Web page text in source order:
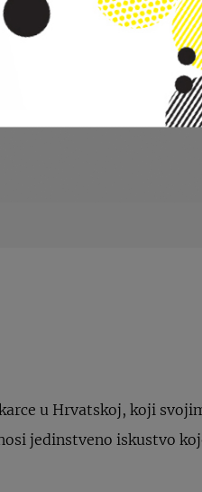
u Hrvatskoj, koji
jedinstveno iskustvo